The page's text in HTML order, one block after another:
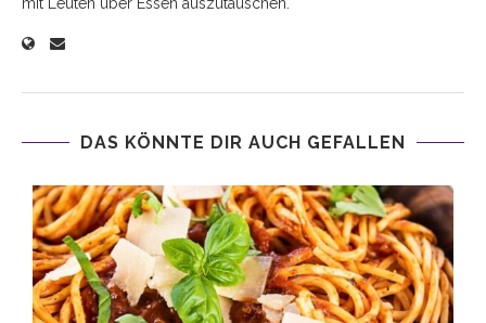
DAS KÖNNTE DIR AUCH GEFALLEN